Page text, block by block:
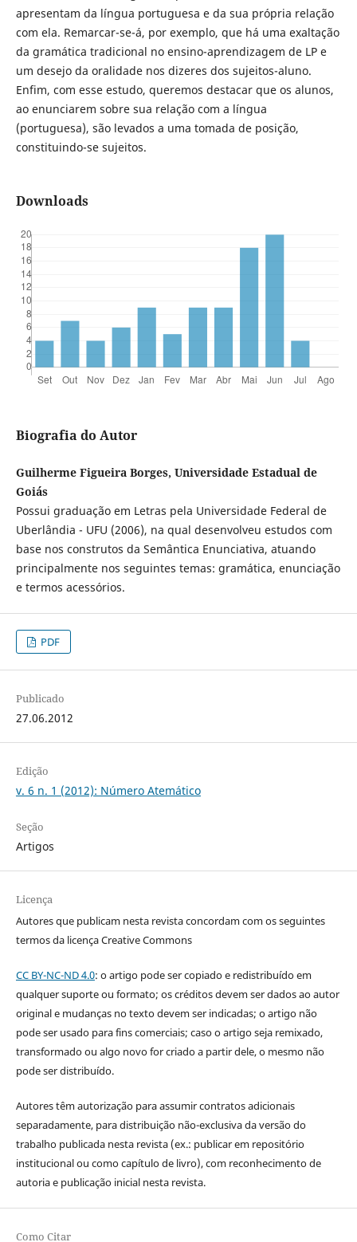
apresentam da língua portuguesa e da sua própria relação
com ela. Remarcar-se-á, por exemplo, que há uma exaltação
da gramática tradicional no ensino-aprendizagem de LP e
um desejo da oralidade nos dizeres dos sujeitos-aluno.
Enfim, com esse estudo, queremos destacar que os alunos,
ao enunciarem sobre sua relação com a língua
(portuguesa), são levados a uma tomada de posição,
constituindo-se sujeitos.
Downloads
Biografia do Autor
Guilherme Figueira Borges, Universidade Estadual de
Goiás
Possui graduação em Letras pela Universidade Federal de
Uberlândia - UFU (2006), na qual desenvolveu estudos com
base nos construtos da Semântica Enunciativa, atuando
principalmente nos seguintes temas: gramática, enunciação
e termos acessórios.
PDF
Publicado
27.06.2012
Edição
v. 6 n. 1 (2012): Número Atemático
Seção
Artigos
Licença
Autores que publicam nesta revista concordam com os seguintes
termos da licença Creative Commons
CC BY-NC-ND 4.0: o artigo pode ser copiado e redistribuído em
qualquer suporte ou formato; os créditos devem ser dados ao autor
original e mudanças no texto devem ser indicadas; o artigo não
pode ser usado para fins comerciais; caso o artigo seja remixado,
transformado ou algo novo for criado a partir dele, o mesmo não
pode ser distribuído.
Autores têm autorização para assumir contratos adicionais
separadamente, para distribuição não-exclusiva da versão do
trabalho publicada nesta revista (ex.: publicar em repositório
institucional ou como capítulo de livro), com reconhecimento de
autoria e publicação inicial nesta revista.
Como Citar